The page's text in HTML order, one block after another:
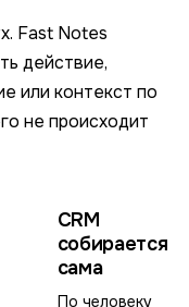
Fast Notes
действие,
или контекст по
не происходит
CRM
собирается
сама
По человеку